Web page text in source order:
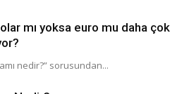
mı yoksa euro mu daha çok
nedir?” sorusundan...